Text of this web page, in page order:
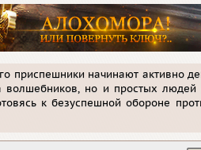
приспешники начинают активно
но и простых людей
к безуспешной обороне